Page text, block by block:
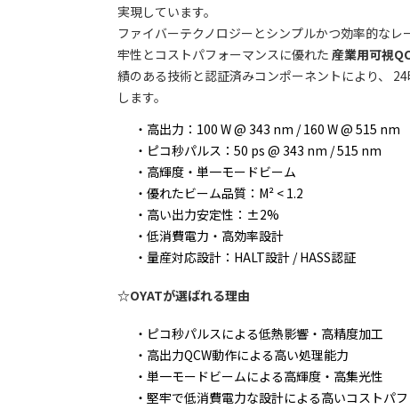
実現しています。
ファイバーテクノロジーとシンプルかつ効率的な
牢性とコストパフォーマンスに優れた 産業用可視
績のある技術と認証済みコンポーネントにより、
します。
高出力：100 W @ 343 nm / 160 W @ 515 nm
ピコ秒パルス：50 ps @ 343 nm / 515 nm
高輝度・単一モードビーム
優れたビーム品質：M² < 1.2
高い出力安定性：±2%
低消費電力・高効率設計
量産対応設計：HALT設計 / HASS認証
☆OYATが選ばれる理由
ピコ秒パルスによる低熱影響・高精度加工
高出力QCW動作による高い処理能力
単一モードビームによる高輝度・高集光性
堅牢で低消費電力な設計による高いコストパ